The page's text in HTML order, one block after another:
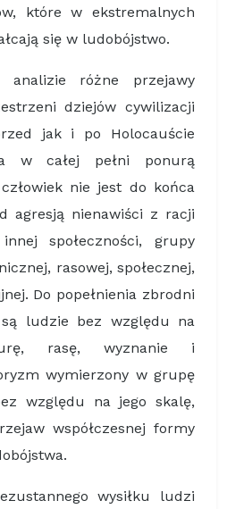
które w ekstremalnych
się w ludobójstwo.
analizie różne przejawy
dziejów cywilizacji
jak i po Holocauście
w całej pełni ponurą
nie jest do końca
agresją nienawiści z racji
społeczności, grupy
rasowej, społecznej,
Do popełnienia zbrodni
ludzie bez względu na
rasę, wyznanie i
wymierzony w grupę
względu na jego skalę,
współczesnej formy
wysiłku ludzi